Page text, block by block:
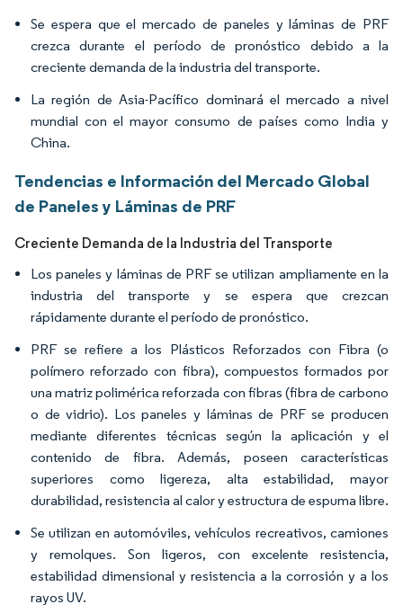
Se espera que el mercado de paneles y láminas de PRF
crezca durante el período de pronóstico debido a la
creciente demanda de la industria del transporte.
La región de Asia-Pacífico dominará el mercado a nivel
mundial con el mayor consumo de países como India y
China.
Tendencias e Información del Mercado Global
de Paneles y Láminas de PRF
Creciente Demanda de la Industria del Transporte
Los paneles y láminas de PRF se utilizan ampliamente en la
industria del transporte y se espera que crezcan
rápidamente durante el período de pronóstico.
PRF se refiere a los Plásticos Reforzados con Fibra (o
polímero reforzado con fibra), compuestos formados por
una matriz polimérica reforzada con fibras (fibra de carbono
o de vidrio). Los paneles y láminas de PRF se producen
mediante diferentes técnicas según la aplicación y el
contenido de fibra. Además, poseen características
superiores como ligereza, alta estabilidad, mayor
durabilidad, resistencia al calor y estructura de espuma libre.
Se utilizan en automóviles, vehículos recreativos, camiones
y remolques. Son ligeros, con excelente resistencia,
estabilidad dimensional y resistencia a la corrosión y a los
rayos UV.